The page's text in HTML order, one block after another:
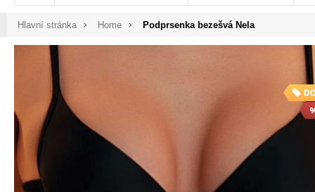
Hlavní stránka Home Podprsenka bezešvá Nela